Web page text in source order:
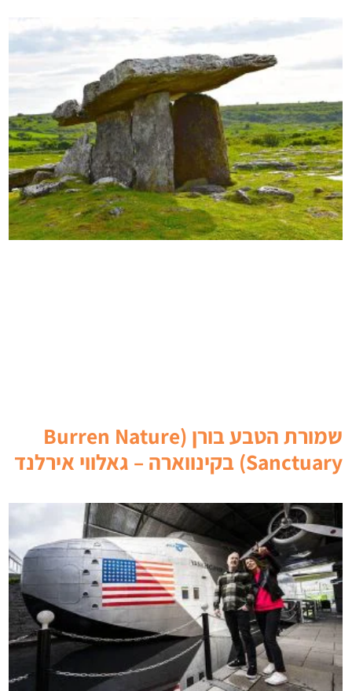
שמורת הטבע בורן (Burren Nature
Sanctuary) בקינווארה – גאלווי אירלנד